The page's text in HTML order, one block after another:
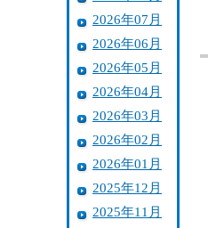
2026年07月
2026年06月
2026年05月
2026年04月
2026年03月
2026年02月
2026年01月
2025年12月
2025年11月